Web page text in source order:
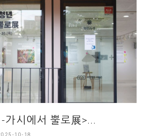
가시에서 뿔로展>...
10-18